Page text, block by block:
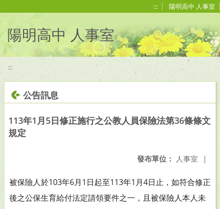
::: 陽明高中 人事室
陽明高中 人事室
:::
公告訊息
113年1月5日修正施行之公教人員保險法第36條條文
規定
發布單位： 人事室 |
被保險人於103年6月1日起至113年1月4日止， 如符合修正
後之公保生育給付法定請領要件之一， 且被保險人本人未